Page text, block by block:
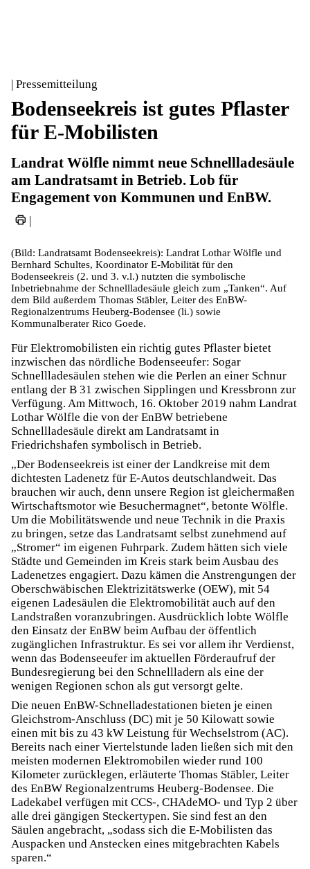
| Pressemitteilung
Bodenseekreis ist gutes Pflaster
für E-Mobilisten
Landrat Wölfle nimmt neue Schnellladesäule
am Landratsamt in Betrieb. Lob für
Engagement von Kommunen und EnBW.
|
(Bild: Landratsamt Bodenseekreis): Landrat Lothar Wölfle und
Bernhard Schultes, Koordinator E-Mobilität für den
Bodenseekreis (2. und 3. v.l.) nutzten die symbolische
Inbetriebnahme der Schnellladesäule gleich zum „Tanken“. Auf
dem Bild außerdem Thomas Stäbler, Leiter des EnBW-
Regionalzentrums Heuberg-Bodensee (li.) sowie
Kommunalberater Rico Goede.
Für Elektromobilisten ein richtig gutes Pflaster bietet
inzwischen das nördliche Bodenseeufer: Sogar
Schnellladesäulen stehen wie die Perlen an einer Schnur
entlang der B 31 zwischen Sipplingen und Kressbronn zur
Verfügung. Am Mittwoch, 16. Oktober 2019 nahm Landrat
Lothar Wölfle die von der EnBW betriebene
Schnellladesäule direkt am Landratsamt in
Friedrichshafen symbolisch in Betrieb.
„Der Bodenseekreis ist einer der Landkreise mit dem
dichtesten Ladenetz für E-Autos deutschlandweit. Das
brauchen wir auch, denn unsere Region ist gleichermaßen
Wirtschaftsmotor wie Besuchermagnet“, betonte Wölfle.
Um die Mobilitätswende und neue Technik in die Praxis
zu bringen, setze das Landratsamt selbst zunehmend auf
„Stromer“ im eigenen Fuhrpark. Zudem hätten sich viele
Städte und Gemeinden im Kreis stark beim Ausbau des
Ladenetzes engagiert. Dazu kämen die Anstrengungen der
Oberschwäbischen Elektrizitätswerke (OEW), mit 54
eigenen Ladesäulen die Elektromobilität auch auf den
Landstraßen voranzubringen. Ausdrücklich lobte Wölfle
den Einsatz der EnBW beim Aufbau der öffentlich
zugänglichen Infrastruktur. Es sei vor allem ihr Verdienst,
wenn das Bodenseeufer im aktuellen Förderaufruf der
Bundesregierung bei den Schnellladern als eine der
wenigen Regionen schon als gut versorgt gelte.
Die neuen EnBW-Schnelladestationen bieten je einen
Gleichstrom-Anschluss (DC) mit je 50 Kilowatt sowie
einen mit bis zu 43 kW Leistung für Wechselstrom (AC).
Bereits nach einer Viertelstunde laden ließen sich mit den
meisten modernen Elektromobilen wieder rund 100
Kilometer zurücklegen, erläuterte Thomas Stäbler, Leiter
des EnBW Regionalzentrums Heuberg-Bodensee. Die
Ladekabel verfügen mit CCS-, CHAdeMO- und Typ 2 über
alle drei gängigen Steckertypen. Sie sind fest an den
Säulen angebracht, „sodass sich die E-Mobilisten das
Auspacken und Anstecken eines mitgebrachten Kabels
sparen.“